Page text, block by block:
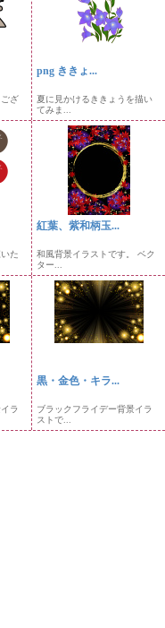
ざ
png ききょ...
夏に見かけるききょうを描い
てみま...
た
紅葉、紫和柄玉...
和風背景イラストです。 ベク
ター...
ラ
黒・金色・キラ...
ブラックフライデー背景イラ
ストで...